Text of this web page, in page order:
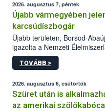
2026. augusztus 7, péntek
Újabb vármegyében
karcsúdíszbogár
Újabb területen, Borsod-
igazolta a Nemzeti
kőrisrontó karcsúdíszbogár
kártevőt nem csak
az intenzív felderítést,
hatósággal is
TOVÁBB >
2026. augusztus 6, csütörtök
Szüret után is
az amerikai